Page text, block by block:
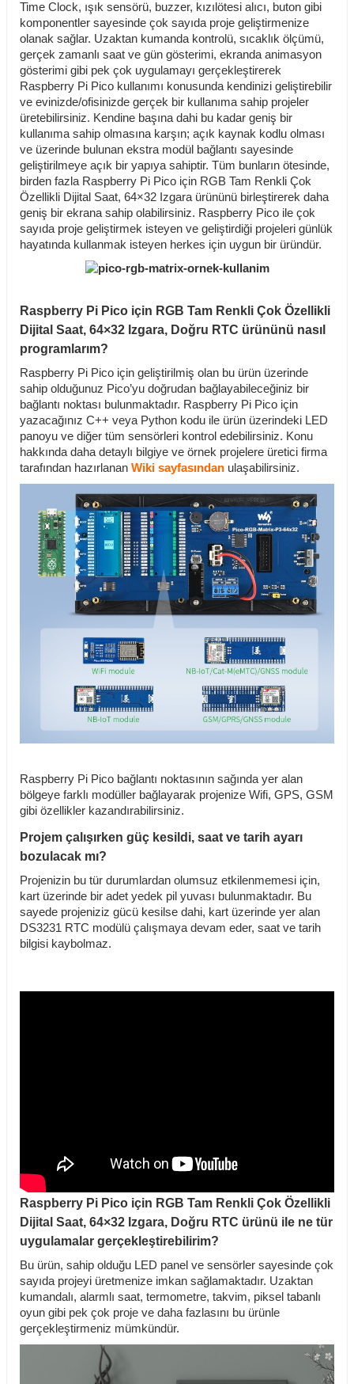
Time Clock, ışık sensörü, buzzer, kızılötesi alıcı, buton gibi
komponentler sayesinde çok sayıda proje geliştirmenize
olanak sağlar. Uzaktan kumanda kontrolü, sıcaklık ölçümü,
gerçek zamanlı saat ve gün gösterimi, ekranda animasyon
gösterimi gibi pek çok uygulamayı gerçekleştirerek
Raspberry Pi Pico kullanımı konusunda kendinizi geliştirebilir
ve evinizde/ofisinizde gerçek bir kullanıma sahip projeler
üretebilirsiniz. Kendine başına dahi bu kadar geniş bir
kullanıma sahip olmasına karşın; açık kaynak kodlu olması
ve üzerinde bulunan ekstra modül bağlantı sayesinde
geliştirilmeye açık bir yapıya sahiptir. Tüm bunların ötesinde,
birden fazla Raspberry Pi Pico için RGB Tam Renkli Çok
Özellikli Dijital Saat, 64×32 Izgara ürününü birleştirerek daha
geniş bir ekrana sahip olabilirsiniz. Raspberry Pico ile çok
sayıda proje geliştirmek isteyen ve geliştirdiği projeleri günlük
hayatında kullanmak isteyen herkes için uygun bir üründür.
Raspberry Pi Pico için RGB Tam Renkli Çok Özellikli
Dijital Saat, 64×32 Izgara, Doğru RTC ürününü nasıl
programlarım?
Raspberry Pi Pico için geliştirilmiş olan bu ürün üzerinde
sahip olduğunuz Pico’yu doğrudan bağlayabileceğiniz bir
bağlantı noktası bulunmaktadır. Raspberry Pi Pico için
yazacağınız C++ veya Python kodu ile ürün üzerindeki LED
panoyu ve diğer tüm sensörleri kontrol edebilirsiniz. Konu
hakkında daha detaylı bilgiye ve örnek projelere üretici firma
tarafından hazırlanan Wiki sayfasından ulaşabilirsiniz.
Raspberry Pi Pico bağlantı noktasının sağında yer alan
bölgeye farklı modüller bağlayarak projenize Wifi, GPS, GSM
gibi özellikler kazandırabilirsiniz.
Projem çalışırken güç kesildi, saat ve tarih ayarı
bozulacak mı?
Projenizin bu tür durumlardan olumsuz etkilenmemesi için,
kart üzerinde bir adet yedek pil yuvası bulunmaktadır. Bu
sayede projeniziz gücü kesilse dahi, kart üzerinde yer alan
DS3231 RTC modülü çalışmaya devam eder, saat ve tarih
bilgisi kaybolmaz.
Raspberry Pi Pico için RGB Tam Renkli Çok Özellikli
Dijital Saat, 64×32 Izgara, Doğru RTC ürünü ile ne tür
uygulamalar gerçekleştirebilirim?
Bu ürün, sahip olduğu LED panel ve sensörler sayesinde çok
sayıda projeyi üretmenize imkan sağlamaktadır. Uzaktan
kumandalı, alarmlı saat, termometre, takvim, piksel tabanlı
oyun gibi pek çok proje ve daha fazlasını bu ürünle
gerçekleştirmeniz mümkündür.